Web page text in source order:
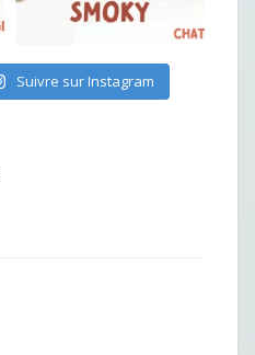
Suivre sur Instagram